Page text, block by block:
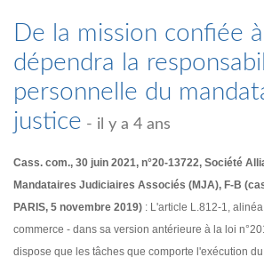
De la mission confiée
dépendra la
personnelle du
justice - il y a 4 ans
Cass. com., 30 juin 2021, n°20-13722, Société
Mandataires Judiciaires Associés (MJA), F-B
PARIS, 5 novembre 2019) : L'article L.812-1,
commerce - dans sa version antérieure à la loi
dispose que les tâches que comporte l'exécution